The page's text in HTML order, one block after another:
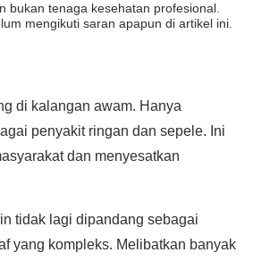
bukan tenaga kesehatan profesional.
mengikuti saran apapun di artikel ini.
di kalangan awam. Hanya
penyakit ringan dan sepele. Ini
dan menyesatkan
tidak lagi dipandang sebagai
yang kompleks. Melibatkan banyak